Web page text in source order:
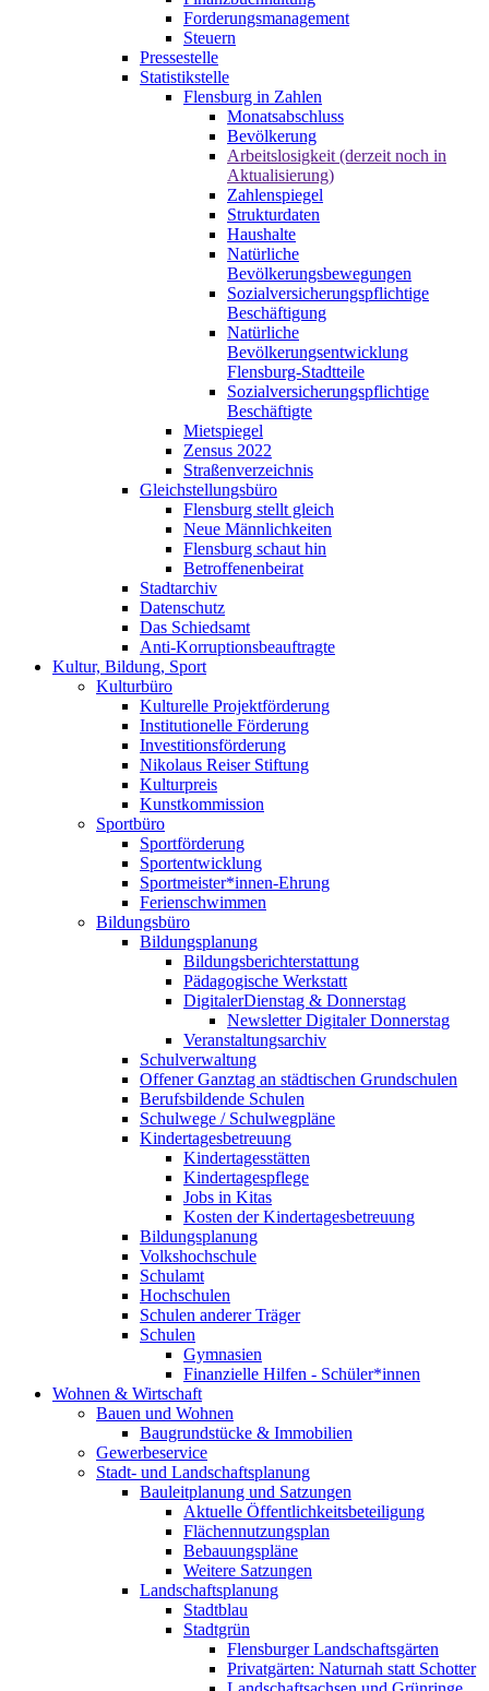
Forderungsmanagement
Steuern
Pressestelle
Statistikstelle
Flensburg in Zahlen
Monatsabschluss
Bevölkerung
Arbeitslosigkeit (derzeit noch in
Aktualisierung)
Zahlenspiegel
Strukturdaten
Haushalte
Natürliche
Bevölkerungsbewegungen
Sozialversicherungspflichtige
Beschäftigung
Natürliche
Bevölkerungsentwicklung
Flensburg-Stadtteile
Sozialversicherungspflichtige
Beschäftigte
Mietspiegel
Zensus 2022
Straßenverzeichnis
Gleichstellungsbüro
Flensburg stellt gleich
Neue Männlichkeiten
Flensburg schaut hin
Betroffenenbeirat
Stadtarchiv
Datenschutz
Das Schiedsamt
Anti-Korruptionsbeauftragte
Kultur, Bildung, Sport
Kulturbüro
Kulturelle Projektförderung
Institutionelle Förderung
Investitionsförderung
Nikolaus Reiser Stiftung
Kulturpreis
Kunstkommission
Sportbüro
Sportförderung
Sportentwicklung
Sportmeister*innen-Ehrung
Ferienschwimmen
Bildungsbüro
Bildungsplanung
Bildungsberichterstattung
Pädagogische Werkstatt
DigitalerDienstag & Donnerstag
Newsletter Digitaler Donnerstag
Veranstaltungsarchiv
Schulverwaltung
Offener Ganztag an städtischen Grundschulen
Berufsbildende Schulen
Schulwege / Schulwegpläne
Kindertagesbetreuung
Kindertagesstätten
Kindertagespflege
Jobs in Kitas
Kosten der Kindertagesbetreuung
Bildungsplanung
Volkshochschule
Schulamt
Hochschulen
Schulen anderer Träger
Schulen
Gymnasien
Finanzielle Hilfen - Schüler*innen
Wohnen & Wirtschaft
Bauen und Wohnen
Baugrundstücke & Immobilien
Gewerbeservice
Stadt- und Landschaftsplanung
Bauleitplanung und Satzungen
Aktuelle Öffentlichkeitsbeteiligung
Flächennutzungsplan
Bebauungspläne
Weitere Satzungen
Landschaftsplanung
Stadtblau
Stadtgrün
Flensburger Landschaftsgärten
Privatgärten: Naturnah statt Schotter